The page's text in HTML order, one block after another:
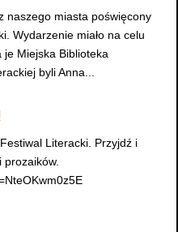
naszego miasta poświęcony
Wydarzenie miało na celu
je Miejska Biblioteka
byli Anna...
Literacki. Przyjdź i